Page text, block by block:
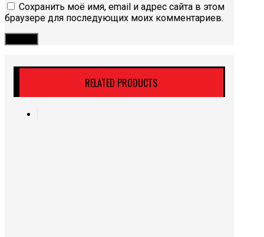
Сохранить моё имя, email и адрес сайта в этом
браузере для последующих моих комментариев.
RELATED PRODUCTS